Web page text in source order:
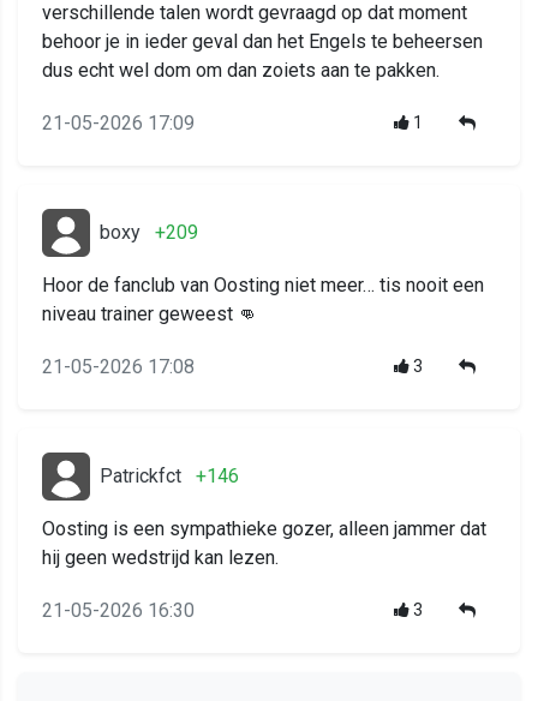
verschillende talen wordt gevraagd op dat moment
behoor je in ieder geval dan het Engels te beheersen
dus echt wel dom om dan zoiets aan te pakken.
21-05-2026 17:09 1
boxy +209
Hoor de fanclub van Oosting niet meer… tis nooit een
niveau trainer geweest 👊
21-05-2026 17:08 3
Patrickfct +146
Oosting is een sympathieke gozer, alleen jammer dat
hij geen wedstrijd kan lezen.
21-05-2026 16:30 3